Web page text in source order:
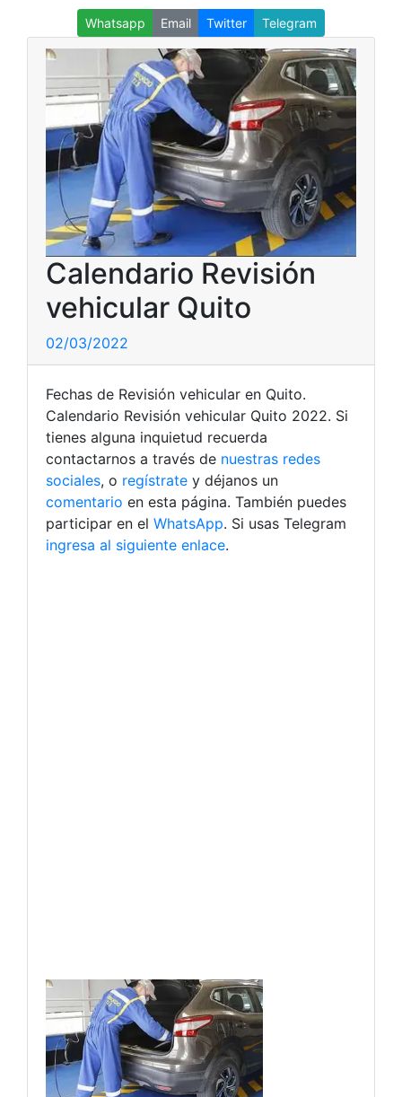
Whatsapp Email Twitter Telegram
Calendario Revisión
vehicular Quito
02/03/2022
Fechas de Revisión vehicular en Quito.
Calendario Revisión vehicular Quito 2022. Si
tienes alguna inquietud recuerda
contactarnos a través de nuestras redes
sociales, o regístrate y déjanos un
comentario en esta página. También puedes
participar en el WhatsApp. Si usas Telegram
ingresa al siguiente enlace.